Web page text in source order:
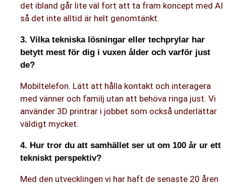
det ibland går lite väl fort att ta fram koncept med AI
så det inte alltid är helt genomtänkt.
3. Vilka tekniska lösningar eller techprylar har
betytt mest för dig i vuxen ålder och varför just
de?
Mobiltelefon. Lätt att hålla kontakt och interagera
med vänner och familj utan att behöva ringa just. Vi
använder 3D printrar i jobbet som också underlättar
väldigt mycket.
4. Hur tror du att samhället ser ut om 100 år ur ett
tekniskt perspektiv?
Med den utvecklingen vi har haft de senaste 20 åren